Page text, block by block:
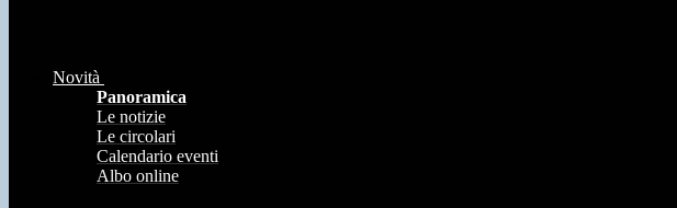
Novità
Panoramica
Le notizie
Le circolari
Calendario eventi
Albo online